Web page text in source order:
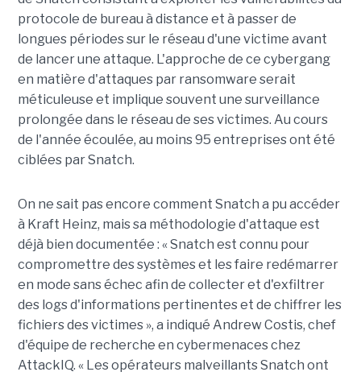
protocole de bureau à distance et à passer de
longues périodes sur le réseau d'une victime avant
de lancer une attaque. L'approche de ce cybergang
en matière d'attaques par ransomware serait
méticuleuse et implique souvent une surveillance
prolongée dans le réseau de ses victimes. Au cours
de l'année écoulée, au moins 95 entreprises ont été
ciblées par Snatch.
On ne sait pas encore comment Snatch a pu accéder
à Kraft Heinz, mais sa méthodologie d'attaque est
déjà bien documentée : « Snatch est connu pour
compromettre des systèmes et les faire redémarrer
en mode sans échec afin de collecter et d'exfiltrer
des logs d'informations pertinentes et de chiffrer les
fichiers des victimes », a indiqué Andrew Costis, chef
d'équipe de recherche en cybermenaces chez
AttackIQ. « Les opérateurs malveillants Snatch ont